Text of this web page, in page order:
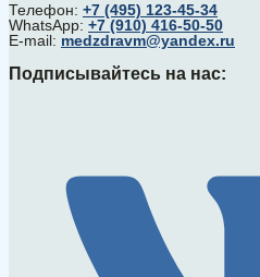
Телефон: +7 (495) 123-45-34
WhatsApp: +7 (910) 416-50-50
E-mail: medzdravm@yandex.ru
Подписывайтесь на нас: